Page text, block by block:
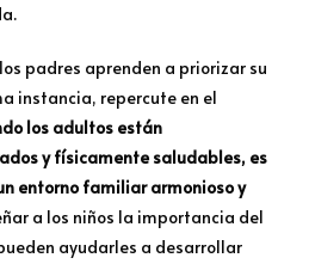
padres aprenden a priorizar su
instancia, repercute en el
los adultos están
y físicamente saludables, es
entorno familiar armonioso y
a los niños la importancia del
ayudarles a desarrollar